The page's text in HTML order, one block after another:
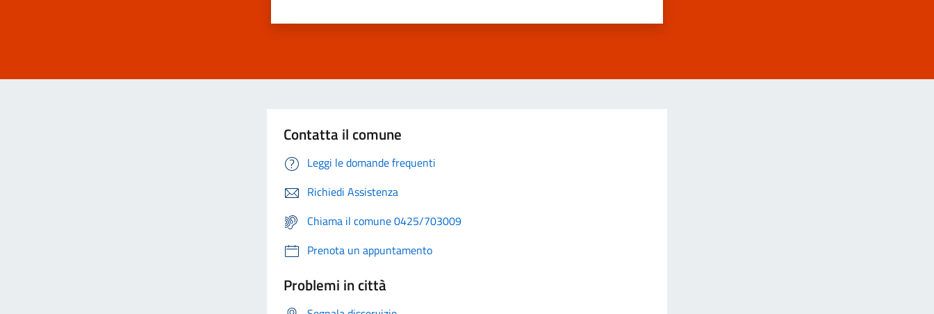
Contatta il comune
Leggi le domande frequenti
Richiedi Assistenza
Chiama il comune 0425/703009
Prenota un appuntamento
Problemi in città